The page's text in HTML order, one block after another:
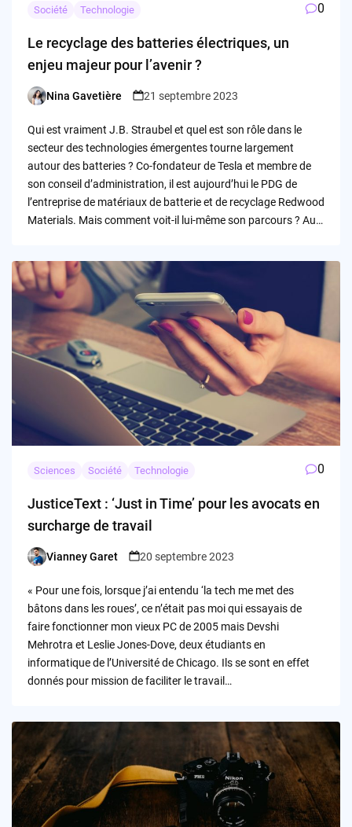
Société Technologie 0
Le recyclage des batteries électriques, un
enjeu majeur pour l’avenir ?
Posted
Nina Gavetière 21 septembre 2023
Qui est vraiment J.B. Straubel et quel est son rôle dans le
secteur des technologies émergentes tourne largement
autour des batteries ? Co-fondateur de Tesla et membre de
son conseil d’administration, il est aujourd’hui le PDG de
l’entreprise de matériaux de batterie et de recyclage Redwood
Materials. Mais comment voit-il lui-même son parcours ? Au…
Sciences Société Technologie 0
JusticeText : ‘Just in Time’ pour les avocats en
surcharge de travail
Posted
Vianney Garet 20 septembre 2023
« Pour une fois, lorsque j’ai entendu ‘la tech me met des
bâtons dans les roues’, ce n’était pas moi qui essayais de
faire fonctionner mon vieux PC de 2005 mais Devshi
Mehrotra et Leslie Jones-Dove, deux étudiants en
informatique de l’Université de Chicago. Ils se sont en effet
donnés pour mission de faciliter le travail…